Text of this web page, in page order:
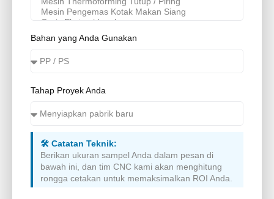
Bahan yang Anda Gunakan
Tahap Proyek Anda
🛠️ Catatan Teknik:
Berikan ukuran sampel Anda dalam pesan di
bawah ini, dan tim CNC kami akan menghitung
rongga cetakan untuk memaksimalkan ROI Anda.